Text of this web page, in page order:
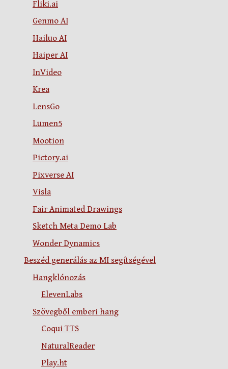
Fliki.ai
Genmo AI
Hailuo AI
Haiper AI
InVideo
Krea
LensGo
Lumen5
Mootion
Pictory.ai
Pixverse AI
Visla
Fair Animated Drawings
Sketch Meta Demo Lab
Wonder Dynamics
Beszéd generálás az MI segítségével
Hangklónozás
ElevenLabs
Szövegből emberi hang
Coqui TTS
NaturalReader
Play.ht